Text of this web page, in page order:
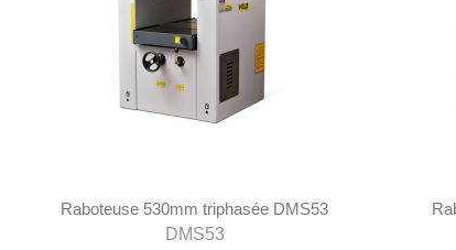
Raboteuse 530mm triphasée DMS53
DMS53